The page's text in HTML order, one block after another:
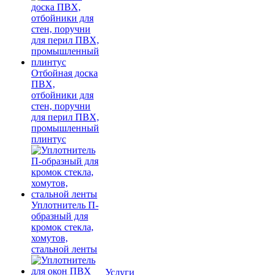
Отбойная доска
ПВХ,
отбойники для
стен, поручни
для перил ПВХ,
промышленный
плинтус
Уплотнитель П-
образный для
кромок стекла,
хомутов,
стальной ленты
Услуги